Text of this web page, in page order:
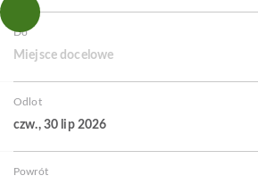
Do
Miejsce docelowe
Odlot
czw., 30 lip 2026
Powrót